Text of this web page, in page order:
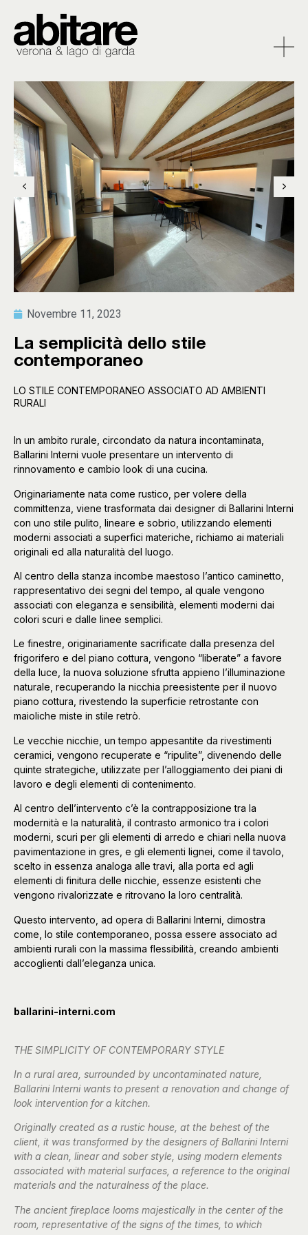
Novembre 11, 2023
La semplicità dello stile
contemporaneo
LO STILE CONTEMPORANEO ASSOCIATO AD AMBIENTI
RURALI
In un ambito rurale, circondato da natura incontaminata,
Ballarini Interni vuole presentare un intervento di
rinnovamento e cambio look di una cucina.
Originariamente nata come rustico, per volere della
committenza, viene trasformata dai designer di Ballarini Interni
con uno stile pulito, lineare e sobrio, utilizzando elementi
moderni associati a superfici materiche, richiamo ai materiali
originali ed alla naturalità del luogo.
Al centro della stanza incombe maestoso l’antico caminetto,
rappresentativo dei segni del tempo, al quale vengono
associati con eleganza e sensibilità, elementi moderni dai
colori scuri e dalle linee semplici.
Le finestre, originariamente sacrificate dalla presenza del
frigorifero e del piano cottura, vengono “liberate” a favore
della luce, la nuova soluzione sfrutta appieno l’illuminazione
naturale, recuperando la nicchia preesistente per il nuovo
piano cottura, rivestendo la superficie retrostante con
maioliche miste in stile retrò.
Le vecchie nicchie, un tempo appesantite da rivestimenti
ceramici, vengono recuperate e “ripulite”, divenendo delle
quinte strategiche, utilizzate per l’alloggiamento dei piani di
lavoro e degli elementi di contenimento.
Al centro dell’intervento c’è la contrapposizione tra la
modernità e la naturalità, il contrasto armonico tra i colori
moderni, scuri per gli elementi di arredo e chiari nella nuova
pavimentazione in gres, e gli elementi lignei, come il tavolo,
scelto in essenza analoga alle travi, alla porta ed agli
elementi di finitura delle nicchie, essenze esistenti che
vengono rivalorizzate e ritrovano la loro centralità.
Questo intervento, ad opera di Ballarini Interni, dimostra
come, lo stile contemporaneo, possa essere associato ad
ambienti rurali con la massima flessibilità, creando ambienti
accoglienti dall’eleganza unica.
ballarini-interni.com
THE SIMPLICITY OF CONTEMPORARY STYLE
In a rural area, surrounded by uncontaminated nature,
Ballarini Interni wants to present a renovation and change of
look intervention for a kitchen.
Originally created as a rustic house, at the behest of the
client, it was transformed by the designers of Ballarini Interni
with a clean, linear and sober style, using modern elements
associated with material surfaces, a reference to the original
materials and the naturalness of the place.
The ancient fireplace looms majestically in the center of the
room, representative of the signs of the times, to which